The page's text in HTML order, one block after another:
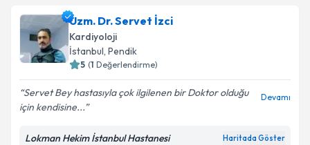
Uzm. Dr. Servet İzci
Kardiyoloji
İstanbul, Pendik
5 (1 Değerlendirme)
Servet Bey hastasıyla çok ilgilenen bir Doktor olduğu
için kendisine...
Devamı
Lokman Hekim İstanbul Hastanesi Haritada Göster